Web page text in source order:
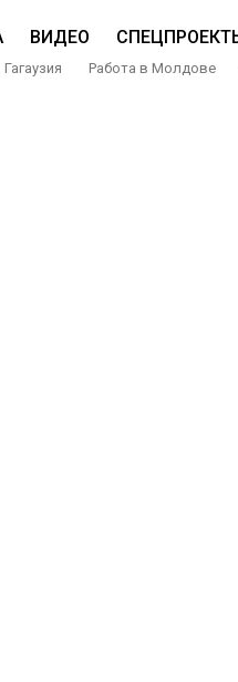
ВИДЕО
Гагаузия Работа в Молдове